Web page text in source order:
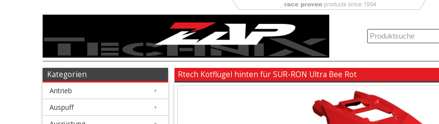
Antrieb
Auspuff
Ausrüstung
Kategorien
Antrieb +
Auspuff +
Rtech Kotflügel hinten für SUR-RON Ultra Bee Rot